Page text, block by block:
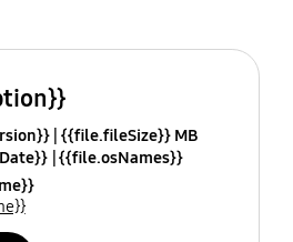
{{file.fileSize}} MB
{{file.osNames}}